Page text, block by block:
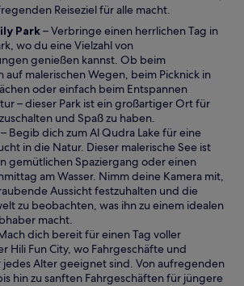
Reiseziel für alle macht.
Park– Verbringe einen herrlichen Tag in
wo du eine Vielzahl von
genießen kannst. Ob beim
auf malerischen Wegen, beim Picknick in
oder einfach beim Entspannen
– dieser Park ist ein großartiger Ort für
und Spaß zu haben.
W
– Begib dich zum Al Qudra Lake für eine
in die Natur. Dieser malerische See ist
gemütlichen Spaziergang oder einen
am Wasser. Nimm deine Kamera mit,
Aussicht festzuhalten und die
zu beobachten, was ihn zu einem idealen
macht.
dich bereit für einen Tag voller
Hili Fun City, wo Fahrgeschäfte und
Alter geeignet sind. Von aufregenden
hin zu sanften Fahrgeschäften für jüngere